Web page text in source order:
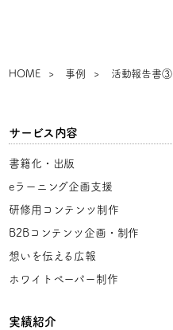
HOME 事例 活動報告書③
サービス内容
書籍化・出版
eラーニング企画支援
研修用コンテンツ制作
B2Bコンテンツ企画・制作
想いを伝える広報
ホワイトペーパー制作
実績紹介